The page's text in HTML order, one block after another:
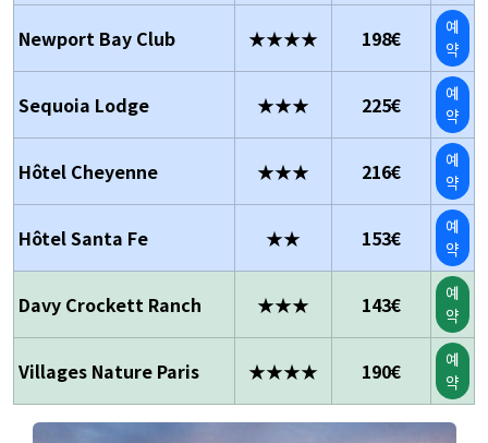
Newport Bay Club ★★★★ 198€
예
약
Sequoia Lodge ★★★ 225€
예
약
Hôtel Cheyenne ★★★ 216€
예
약
Hôtel Santa Fe ★★ 153€
예
약
Davy Crockett Ranch ★★★ 143€
예
약
Villages Nature Paris ★★★★ 190€
예
약